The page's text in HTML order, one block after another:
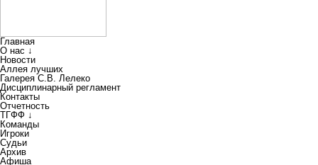
Главная
О нас ↓
Новости
Аллея лучших
Галерея С.В. Лелеко
Дисциплинарный регламент
Контакты
Отчетность
ТГФФ ↓
Команды
Игроки
Судьи
Архив
Афиша